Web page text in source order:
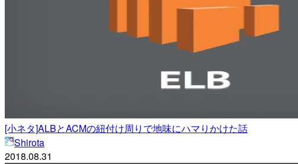
[小ネタ]ALBとACMの紐付け周りで地味にハマりかけた話
Shirota
2018.08.31